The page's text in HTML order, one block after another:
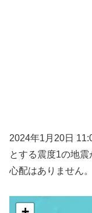
2024年1月20日
とする震度1の地
心配はありません。